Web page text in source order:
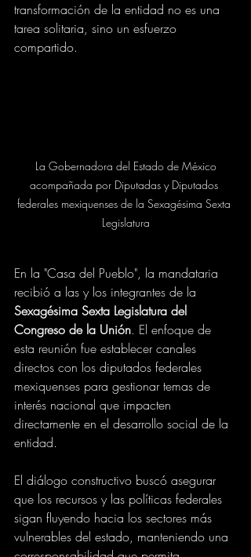
transformación de la entidad no es una
tarea solitaria, sino un esfuerzo
compartido.
La Gobernadora del Estado de México
acompañada por Diputadas y Diputados
federales mexiquenses de la Sexagésima Sexta
Legislatura
En la "Casa del Pueblo", la mandataria
recibió a las y los integrantes de la
Sexagésima Sexta Legislatura del
Congreso de la Unión. El enfoque de
esta reunión fue establecer canales
directos con los diputados federales
mexiquenses para gestionar temas de
interés nacional que impacten
directamente en el desarrollo social de la
entidad.
El diálogo constructivo buscó asegurar
que los recursos y las políticas federales
sigan fluyendo hacia los sectores más
vulnerables del estado, manteniendo una